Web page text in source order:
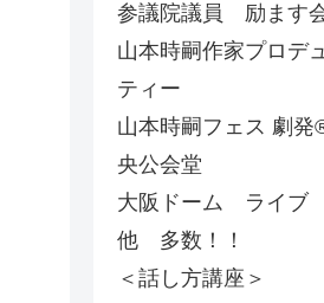
参議院議員 励ます
山本時嗣作家プロデ
ティー
山本時嗣フェス 劇
央公会堂
大阪ドーム ライブ
他 多数！！
＜話し方講座＞